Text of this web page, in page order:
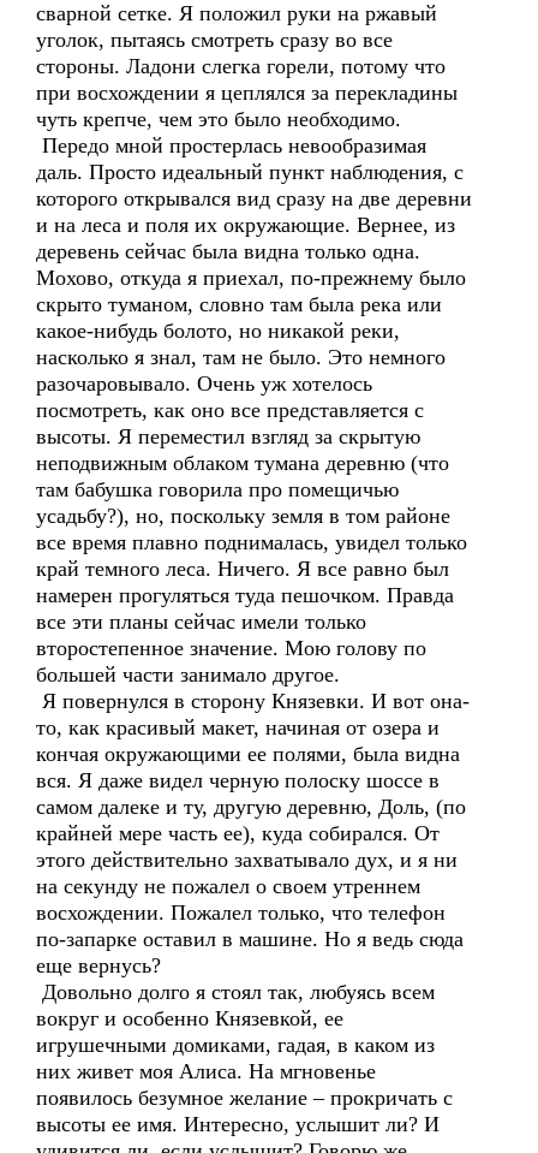
сварной сетке. Я положил руки на ржавый
уголок, пытаясь смотреть сразу во все
стороны. Ладони слегка горели, потому что
при восхождении я цеплялся за перекладины
чуть крепче, чем это было необходимо.
Передо мной простерлась невообразимая
даль. Просто идеальный пункт наблюдения, с
которого открывался вид сразу на две деревни
и на леса и поля их окружающие. Вернее, из
деревень сейчас была видна только одна.
Мохово, откуда я приехал, по-прежнему было
скрыто туманом, словно там была река или
какое-нибудь болото, но никакой реки,
насколько я знал, там не было. Это немного
разочаровывало. Очень уж хотелось
посмотреть, как оно все представляется с
высоты. Я переместил взгляд за скрытую
неподвижным облаком тумана деревню (что
там бабушка говорила про помещичью
усадьбу?), но, поскольку земля в том районе
все время плавно поднималась, увидел только
край темного леса. Ничего. Я все равно был
намерен прогуляться туда пешочком. Правда
все эти планы сейчас имели только
второстепенное значение. Мою голову по
большей части занимало другое.
Я повернулся в сторону Князевки. И вот она-
то, как красивый макет, начиная от озера и
кончая окружающими ее полями, была видна
вся. Я даже видел черную полоску шоссе в
самом далеке и ту, другую деревню, Доль, (по
крайней мере часть ее), куда собирался. От
этого действительно захватывало дух, и я ни
на секунду не пожалел о своем утреннем
восхождении. Пожалел только, что телефон
по-запарке оставил в машине. Но я ведь сюда
еще вернусь?
Довольно долго я стоял так, любуясь всем
вокруг и особенно Князевкой, ее
игрушечными домиками, гадая, в каком из
них живет моя Алиса. На мгновенье
появилось безумное желание – прокричать с
высоты ее имя. Интересно, услышит ли? И